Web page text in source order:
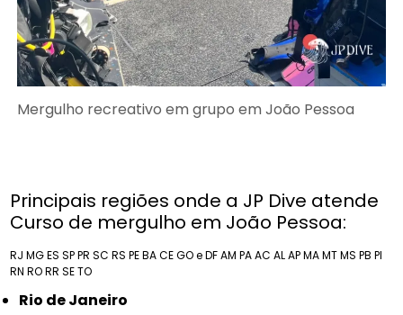
Mergulho recreativo em grupo em João Pessoa
Principais regiões onde a JP Dive atende
Curso de mergulho em João Pessoa:
RJ MGES SPPR SC RS PEBACEGO e DFAM PAAC ALAPMAMTMS PB PI
RN RORR SETO
Rio de Janeiro